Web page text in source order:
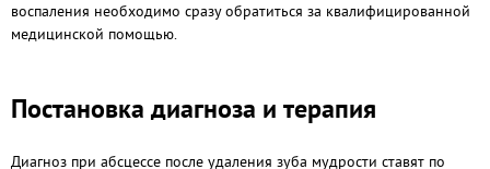
воспаления необходимо сразу обратиться за квалифицированной
медицинской помощью.
Постановка диагноза и терапия
Диагноз при абсцессе после удаления зуба мудрости ставят по